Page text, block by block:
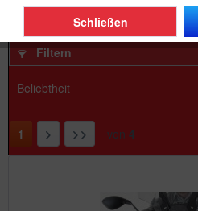
Filtern
1 von 4
Schließen